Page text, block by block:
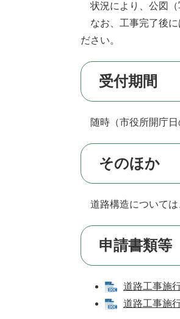
状況により、公図（
なお、工事完了後に
ださい。
受付期間
随時（市役所開庁日
そのほか
道路構造については
申請書類等
道路工事施
道路工事施